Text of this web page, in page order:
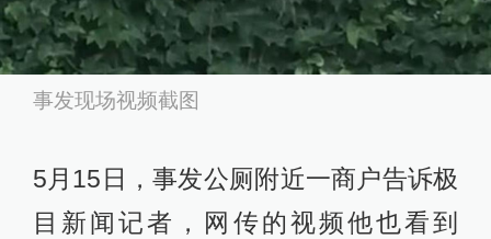
事发现场视频截图
5月15日，事发公厕附近一商户告诉极
目新闻记者，网传的视频他也看到